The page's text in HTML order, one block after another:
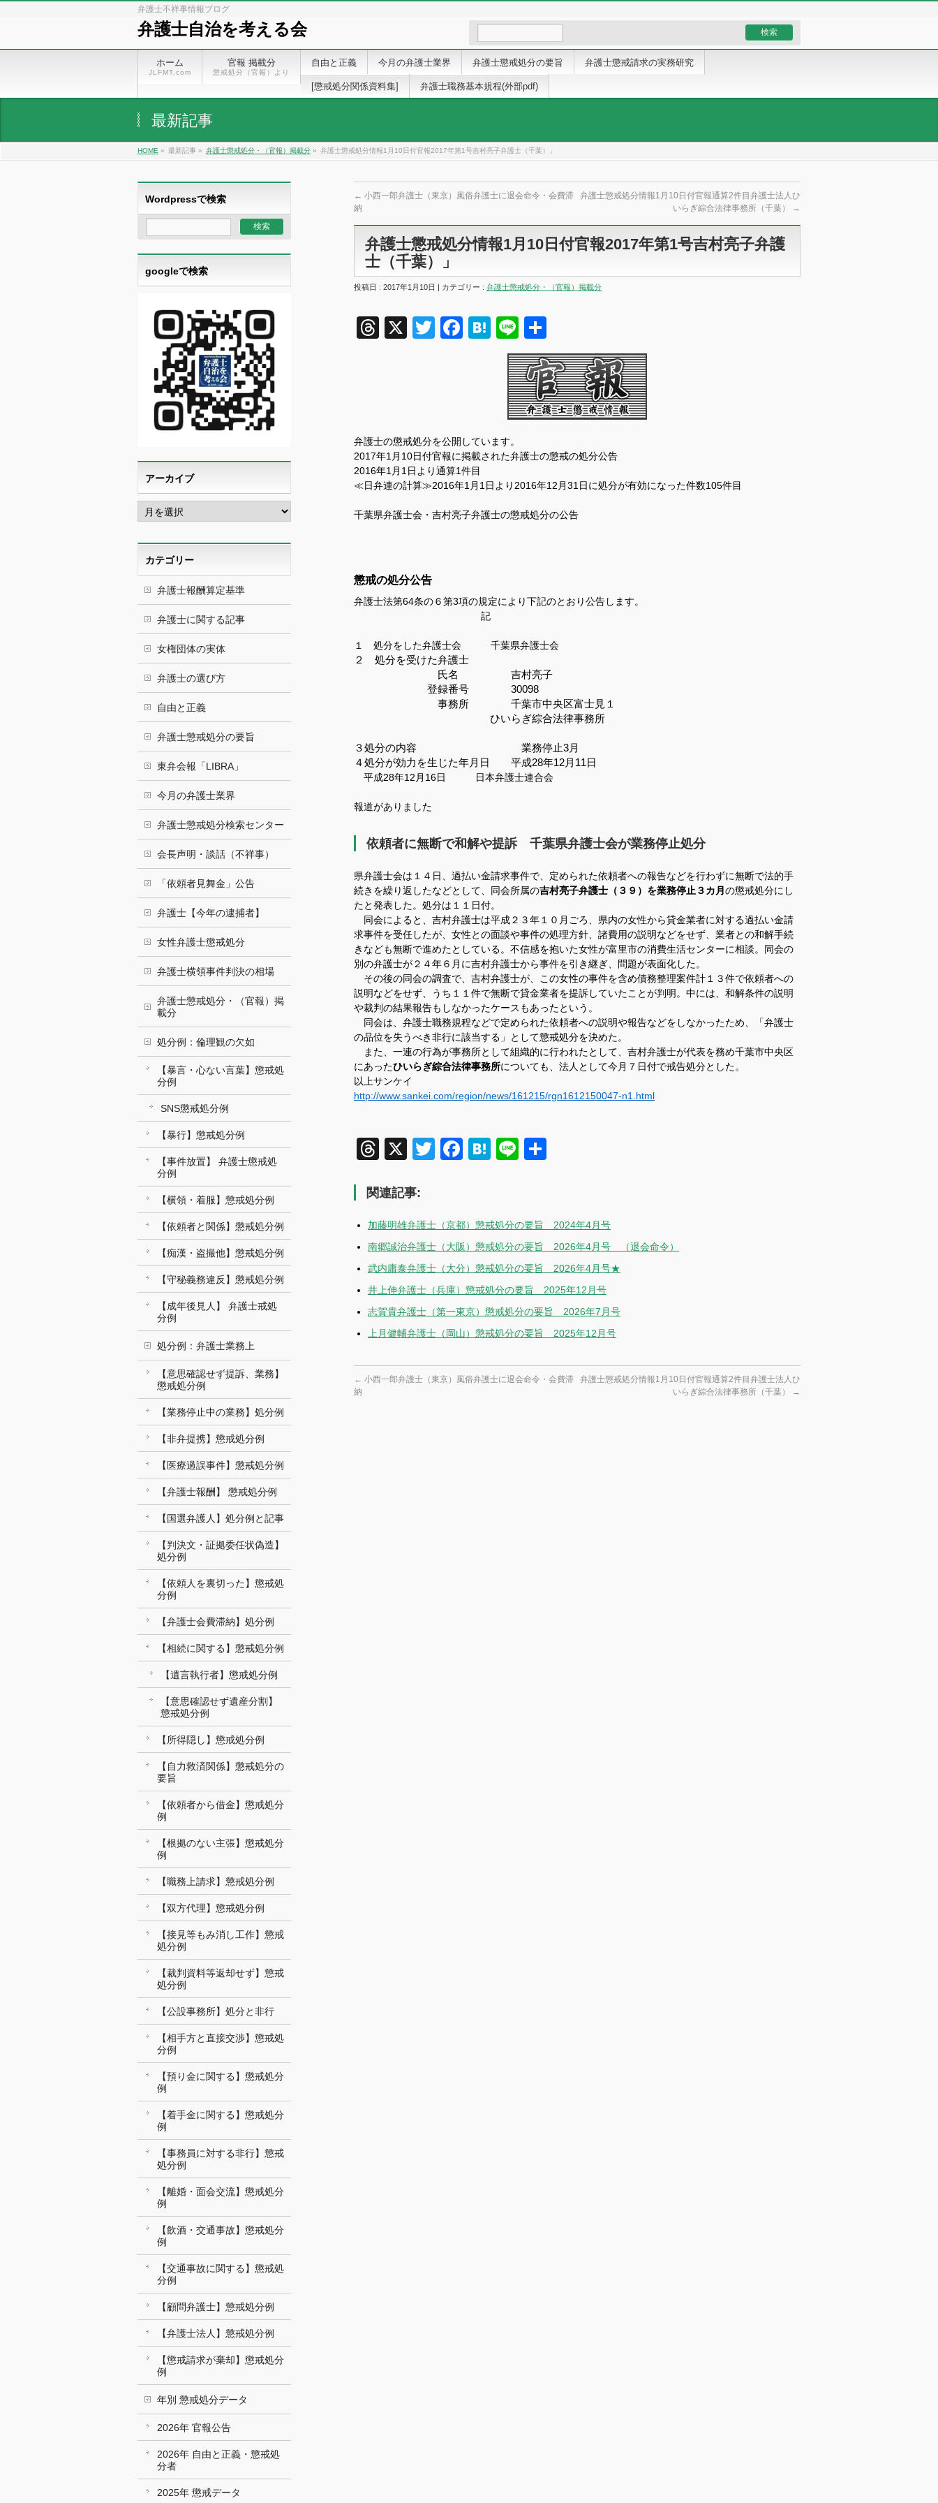
弁護士不祥事情報ブログ
弁護士自治を考える会
ホーム
JLFMT.com
官報 掲載分
懲戒処分（官報）より
自由と正義 今月の弁護士業界 弁護士懲戒処分の要旨 弁護士懲戒請求の実務研究
[懲戒処分関係資料集] 弁護士職務基本規程(外部pdf)
最新記事
HOME » 最新記事 » 弁護士懲戒処分・（官報）掲載分 » 弁護士懲戒処分情報1月10日付官報2017年第1号吉村亮子弁護士（千葉）」
← 小西一郎弁護士（東京）風俗弁護士に退会命令・会費滞
納
弁護士懲戒処分情報1月10日付官報通算2件目弁護士法人ひ
いらぎ綜合法律事務所（千葉）
→
弁護士懲戒処分情報1月10日付官報2017年第1号吉村亮子弁護
士（千葉）」
投稿日 : 2017年1月10日 | カテゴリー : 弁護士懲戒処分・（官報）掲載分
Threads
X TwitterFacebook
Hatena
Line
有
弁護士の懲戒処分を公開しています。
2017年1 月10日付官報に掲載された弁護士の懲戒の処分公告
2016年1 月 1 日より通算1件目
≪日弁連の計算≫2016年1月1日より2016年12月31日に処分が有効になった件数105件目
千葉県弁護士会・吉村亮子弁護士の懲戒処分の公告
懲戒の処分公告
弁護士法第64条の６第3項の規定により下記のとおり公告します。
記
１ 処分をした弁護士会 千葉県弁護士会
２ 処分を受けた弁護士
氏名 吉村亮子
登録番号 30098
事務所 千葉市中央区富士見１
ひいらぎ綜合法律事務所
３処分の内容
業務停止3月
４処分が効力を生じた年月日 平成28年12月11 日
平成28年12 月16日 日本弁護士連合会
報道がありました
依頼者に無断で和解や提訴 千葉県弁護士会が業務停止処分
県弁護士会は１４日、過払い金請求事件で、定められた依頼者への報告などを行わずに無断で法的手
続きを繰り返したなどとして、同会所属の吉村亮子弁護士（３９）を業務停止３カ月 の懲戒処分にし
たと発表した。処分は１１日付。
同会によると、吉村弁護士は平成２３年１０月ごろ、県内の女性から貸金業者に対する過払い金請
求事件を受任したが、女性との面談や事件の処理方針、諸費用の説明などをせず、業者との和解手続
きなども無断で進めたとしている。不信感を抱いた女性が富里市の消費生活センターに相談。同会の
別の弁護士が２４年６月に吉村弁護士から事件を引き継ぎ、問題が表面化した。
その後の同会の調査で、吉村弁護士が、この女性の事件を含め債務整理案件計１３件で依頼者への
説明などをせず、うち１１件で無断で貸金業者を提訴していたことが判明。中には、和解条件の説明
や裁判の結果報告もしなかったケースもあったという。
同会は、弁護士職務規程などで定められた依頼者への説明や報告などをしなかったため、「弁護士
の品位を失うべき非行に該当する」として懲戒処分を決めた。
また、一連の行為が事務所として組織的に行われたとして、吉村弁護士が代表を務め千葉市中央区
にあったひいらぎ綜合法律事務所についても、法人として今月７日付で戒告処分とした。
以上サンケイ
http://www.sankei.com/region/news/161215/rgn1612150047-n1.html
Threads
X TwitterFacebook
Hatena
Line
関連記事:
加藤明雄弁護士（京都）懲戒処分の要旨 2024年4月号
南郷誠治弁護士（大阪）懲戒処分の要旨 2026年4月号 （退会命令）
武内庸泰弁護士（大分）懲戒処分の要旨 2026年4月号★
井上伸弁護士（兵庫）懲戒処分の要旨 2025年12月号
志賀貴弁護士（第一東京）懲戒処分の要旨 2026年7月号
上月健輔弁護士（岡山）懲戒処分の要旨 2025年12月号
← 小西一郎弁護士（東京）風俗弁護士に退会命令・会費滞
納
弁護士懲戒処分情報1月10日付官報通算2件目弁護士法人ひ
いらぎ綜合法律事務所（千葉）
→
Wordpressで検索
googleで検索
アーカイブ
ア
ー
イ
ブカテゴリー
弁護士報酬算定基準
弁護士に関する記事
女権団体の実体
弁護士の選び方
自由と正義
弁護士懲戒処分の要旨
東弁会報「LIBRA」
今月の弁護士業界
弁護士懲戒処分検索センター
会長声明・談話（不祥事）
「依頼者見舞金」公告
弁護士【今年の逮捕者】
女性弁護士懲戒処分
弁護士横領事件判決の相場
弁護士懲戒処分・（官報）掲
載分
処分例：倫理観の欠如
【暴言・心ない言葉】懲戒処
分例
SNS懲戒処分例
【暴行】懲戒処分例
【事件放置】 弁護士懲戒処
分例
【横領・着服】懲戒処分例
【依頼者と関係】懲戒処分例
【痴漢・盗撮他】懲戒処分例
【守秘義務違反】懲戒処分例
【成年後見人】 弁護士戒処
分例
処分例：弁護士業務上
【意思確認せず提訴、業務】
懲戒処分例
【業務停止中の業務】処分例
【非弁提携】懲戒処分例
【医療過誤事件】懲戒処分例
【弁護士報酬】 懲戒処分例
【国選弁護人】処分例と記事
【判決文・証拠委任状偽造】
処分例
【依頼人を裏切った】懲戒処
分例
【弁護士会費滞納】処分例
【相続に関する】懲戒処分例
【遺言執行者】懲戒処分例
【意思確認せず遺産分割】
懲戒処分例
【所得隠し】懲戒処分例
【自力救済関係】懲戒処分の
要旨
【依頼者から借金】懲戒処分
例
【根拠のない主張】懲戒処分
例
【職務上請求】懲戒処分例
【双方代理】懲戒処分例
【接見等もみ消し工作】懲戒
処分例
【裁判資料等返却せず】懲戒
処分例
【公設事務所】処分と非行
【相手方と直接交渉】懲戒処
分例
【預り金に関する】懲戒処分
例
【着手金に関する】懲戒処分
例
【事務員に対する非行】懲戒
処分例
【離婚・面会交流】懲戒処分
例
【飲酒・交通事故】懲戒処分
例
【交通事故に関する】懲戒処
分例
【顧問弁護士】懲戒処分例
【弁護士法人】懲戒処分例
【懲戒請求が棄却】懲戒処分
例
年別 懲戒処分データ
2026年 官報公告
2026年 自由と正義・懲戒処
分者
2025年 懲戒データ